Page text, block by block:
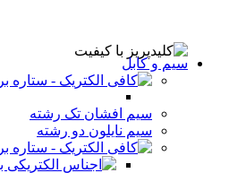
سیم و کابل
سیم افشان تک رشته
سیم نایلون دو رشته